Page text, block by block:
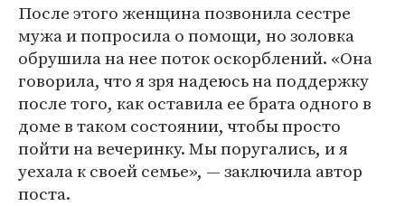
После этого женщина позвонила сестре
мужа и попросила о помощи, но золовка
обрушила на нее поток оскорблений. «Она
говорила, что я зря надеюсь на поддержку
после того, как оставила ее брата одного в
доме в таком состоянии, чтобы просто
пойти на вечеринку. Мы поругались, и я
уехала к своей семье», — заключила автор
поста.